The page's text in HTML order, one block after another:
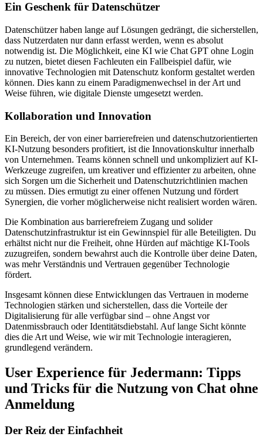
Ein Geschenk für Datenschützer
Datenschützer haben lange auf Lösungen gedrängt, die sicherstellen,
dass Nutzerdaten nur dann erfasst werden, wenn es absolut
notwendig ist. Die Möglichkeit, eine KI wie Chat GPT ohne Login
zu nutzen, bietet diesen Fachleuten ein Fallbeispiel dafür, wie
innovative Technologien mit Datenschutz konform gestaltet werden
können. Dies kann zu einem Paradigmenwechsel in der Art und
Weise führen, wie digitale Dienste umgesetzt werden.
Kollaboration und Innovation
Ein Bereich, der von einer barrierefreien und datenschutzorientierten
KI-Nutzung besonders profitiert, ist die Innovationskultur innerhalb
von Unternehmen. Teams können schnell und unkompliziert auf KI-
Werkzeuge zugreifen, um kreativer und effizienter zu arbeiten, ohne
sich Sorgen um die Sicherheit und Datenschutzrichtlinien machen
zu müssen. Dies ermutigt zu einer offenen Nutzung und fördert
Synergien, die vorher möglicherweise nicht realisiert worden wären.
Die Kombination aus barrierefreiem Zugang und solider
Datenschutzinfrastruktur ist ein Gewinnspiel für alle Beteiligten. Du
erhältst nicht nur die Freiheit, ohne Hürden auf mächtige KI-Tools
zuzugreifen, sondern bewahrst auch die Kontrolle über deine Daten,
was mehr Verständnis und Vertrauen gegenüber Technologie
fördert.
Insgesamt können diese Entwicklungen das Vertrauen in moderne
Technologien stärken und sicherstellen, dass die Vorteile der
Digitalisierung für alle verfügbar sind – ohne Angst vor
Datenmissbrauch oder Identitätsdiebstahl. Auf lange Sicht könnte
dies die Art und Weise, wie wir mit Technologie interagieren,
grundlegend verändern.
User Experience für Jedermann: Tipps
und Tricks für die Nutzung von Chat ohne
Anmeldung
Der Reiz der Einfachheit